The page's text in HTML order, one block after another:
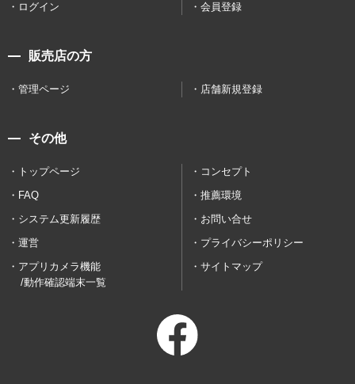
ログイン 会員登録
販売店の方
管理ページ 店舗新規登録
その他
トップページ
コンセプト
FAQ
推薦環境
システム更新履歴
お問い合せ
運営
プライバシーポリシー
アプリカメラ機能
/動作確認端末一覧
サイトマップ